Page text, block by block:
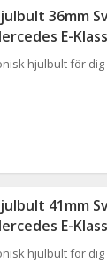
36mm
E-
hjulbult för
41mm
E-
hjulbult för